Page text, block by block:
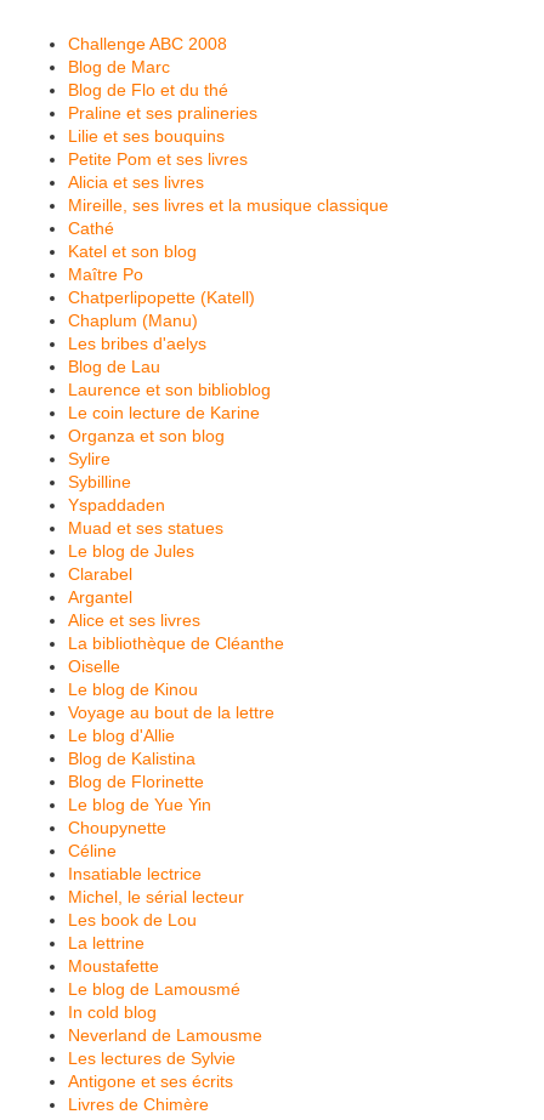
Challenge ABC 2008
Blog de Marc
Blog de Flo et du thé
Praline et ses pralineries
Lilie et ses bouquins
Petite Pom et ses livres
Alicia et ses livres
Mireille, ses livres et la musique classique
Cathé
Katel et son blog
Maître Po
Chatperlipopette (Katell)
Chaplum (Manu)
Les bribes d'aelys
Blog de Lau
Laurence et son biblioblog
Le coin lecture de Karine
Organza et son blog
Sylire
Sybilline
Yspaddaden
Muad et ses statues
Le blog de Jules
Clarabel
Argantel
Alice et ses livres
La bibliothèque de Cléanthe
Oiselle
Le blog de Kinou
Voyage au bout de la lettre
Le blog d'Allie
Blog de Kalistina
Blog de Florinette
Le blog de Yue Yin
Choupynette
Céline
Insatiable lectrice
Michel, le sérial lecteur
Les book de Lou
La lettrine
Moustafette
Le blog de Lamousmé
In cold blog
Neverland de Lamousme
Les lectures de Sylvie
Antigone et ses écrits
Livres de Chimère